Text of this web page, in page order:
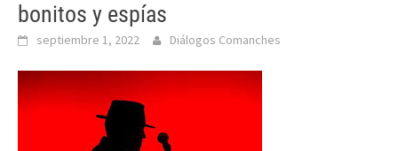
bonitos y espías
septiembre 1, 2022 Diálogos Comanches